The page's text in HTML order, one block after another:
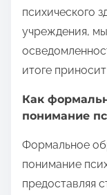
психического
учреждения,
итоге
Как
понимание
Формальное
понимание
предоставляя